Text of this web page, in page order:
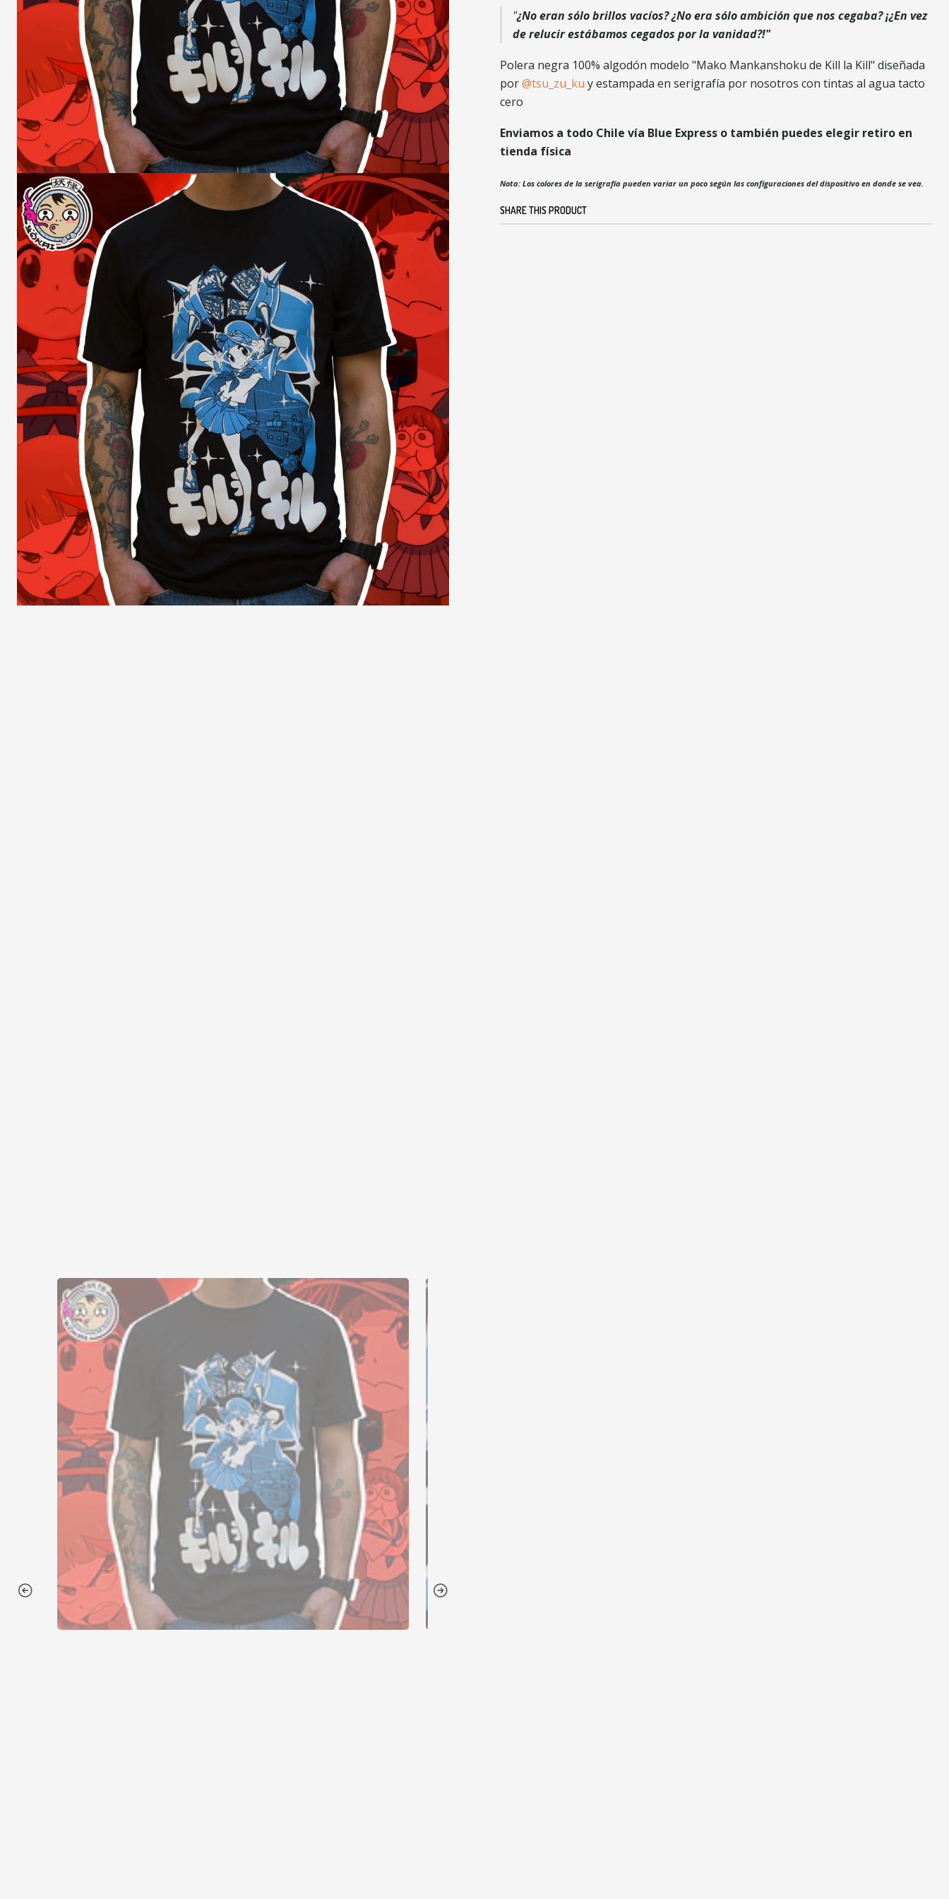
"¿No eran sólo brillos vacíos? ¿No era sólo ambición que nos cegaba? ¡¿En vez
de relucir estábamos cegados por la vanidad?!"
Polera negra 100% algodón modelo "Mako Mankanshoku de Kill la Kill" diseñada
por@tsu_zu_ku y estampada en serigrafía por nosotros con tintas al agua tacto
cero
Enviamos a todo Chile vía Blue Express o también puedes elegir retiro en
tienda física
Nota: Los colores de la serigrafía pueden variar un poco según las configuraciones del dispositivo en donde se vea.
SHARE THIS PRODUCT